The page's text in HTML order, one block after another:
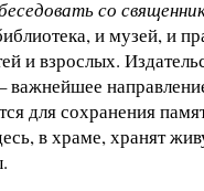
со
и музей, и
и взрослых.
важнейшее
для сохранения
в храме, хранят